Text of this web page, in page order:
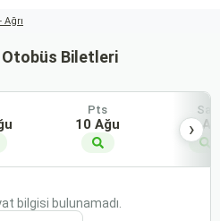
Ağrı
Otobüs Biletleri
Pts
10 Ağu
Sal
11
›
bilgisi bulunamadı.